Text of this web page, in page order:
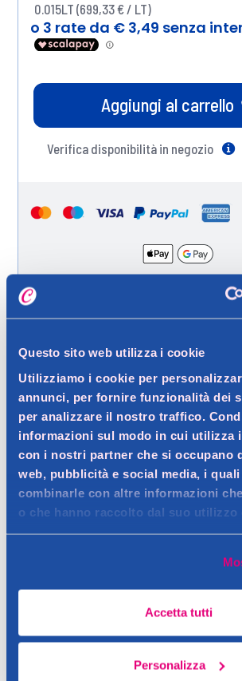
Questo sito web utilizza i cookie
Utilizziamo i cookie per
annunci, per fornire funzionalità dei
per analizzare il nostro traffico.
informazioni sul modo in cui utilizza
con i nostri partner che si occupano
web, pubblicità e social media, i
combinarle con altre informazioni
o che hanno raccolto dal suo utilizzo
Accetta tutti
Personalizza
0.015LT (699,33 € / LT)
Aggiungi al carrello
Verifica disponibilità in negozio
Dettagli prodotto
Descrizione
Contorno Occhi Anti-Borse, Anti-Occhiaie
adatto a qualunque eta, che aiuta a
borse e occhiaie, per uno sguardo piu
Contorno Occhi Anti-Borse, Anti-Occhiaie e
borse e occhiaie, per uno sguardo piu disteso
gel idratante dalla piacevole texture fresca
l'aspetto del contorno occhi grazie ad una
tenere fuori dalla portata dei bambini